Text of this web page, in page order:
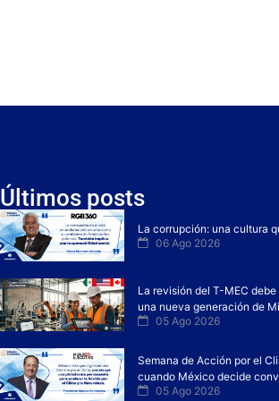
Últimos posts
La corrupción: una cultura
06 Ago 2026
La revisión del T-MEC
una nueva generación de
05 Ago 2026
Semana de Acción por el
cuando México decide
05 Ago 2026